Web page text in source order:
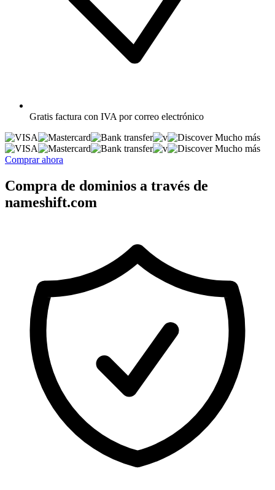
Gratis factura con IVA por correo electrónico
Mucho más
Mucho más
Comprar ahora
Compra de dominios a través de
nameshift.com